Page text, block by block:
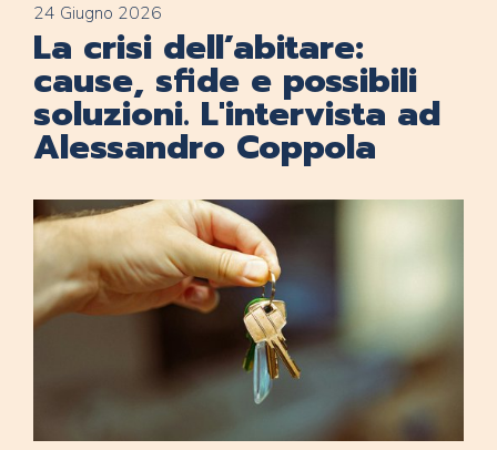
24 Giugno 2026
La crisi dell’abitare:
cause, sfide e possibili
soluzioni. L'intervista ad
Alessandro Coppola